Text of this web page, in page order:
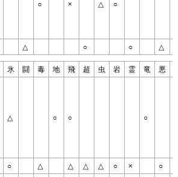
○ × △ ○
△ ○ ○ △
氷 闘 毒 地 飛 超 虫 岩 霊 竜 悪
△ ○ ○ ○
○ △ △ △ △ ○ × ○